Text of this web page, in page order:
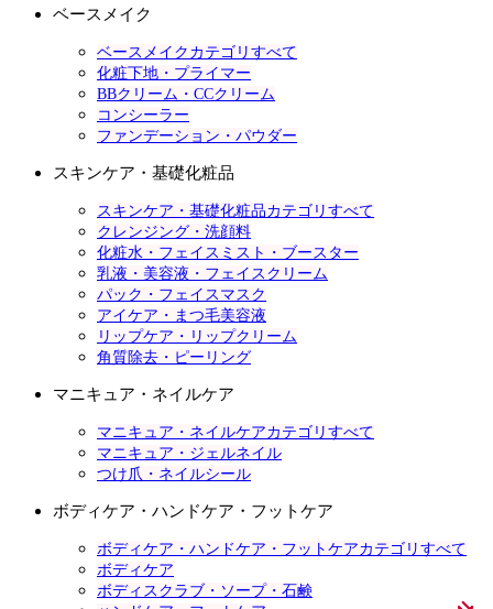
ベースメイク
ベースメイクカテゴリすべて
化粧下地・プライマー
BBクリーム・CCクリーム
コンシーラー
ファンデーション・パウダー
スキンケア・基礎化粧品
スキンケア・基礎化粧品カテゴリすべて
クレンジング・洗顔料
化粧水・フェイスミスト・ブースター
乳液・美容液・フェイスクリーム
パック・フェイスマスク
アイケア・まつ毛美容液
リップケア・リップクリーム
角質除去・ピーリング
マニキュア・ネイルケア
マニキュア・ネイルケアカテゴリすべて
マニキュア・ジェルネイル
つけ爪・ネイルシール
ボディケア・ハンドケア・フットケア
ボディケア・ハンドケア・フットケアカテゴリすべて
ボディケア
ボディスクラブ・ソープ・石鹸